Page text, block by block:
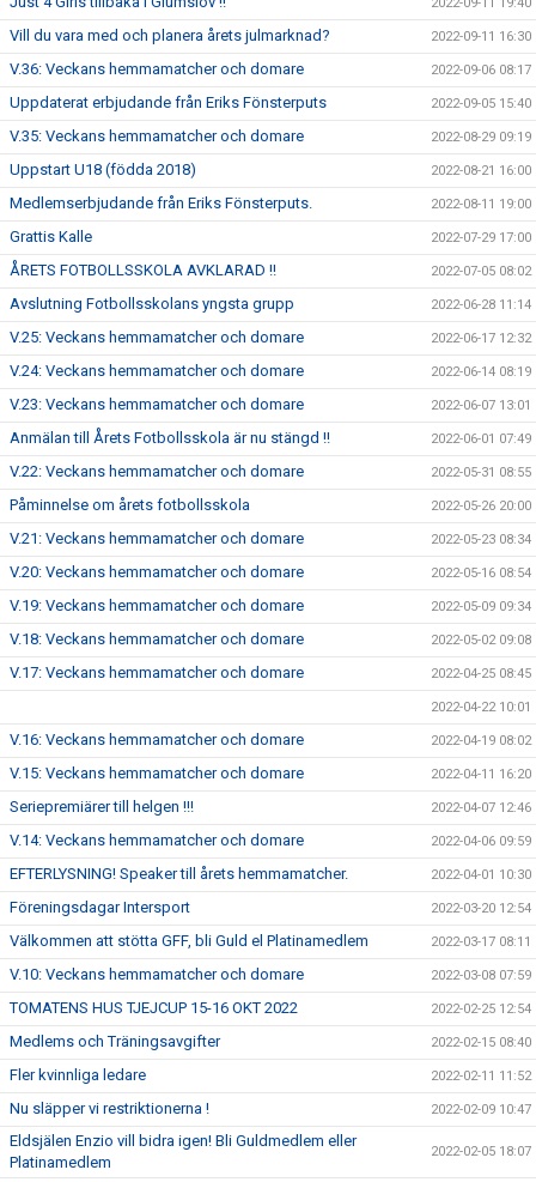
Vill du vara med och planera årets julmarknad? 2022-09-11 16:30
V.36: Veckans hemmamatcher och domare 2022-09-06 08:17
Uppdaterat erbjudande från Eriks Fönsterputs 2022-09-05 15:40
V.35: Veckans hemmamatcher och domare 2022-08-29 09:19
Uppstart U18 (födda 2018) 2022-08-21 16:00
Medlemserbjudande från Eriks Fönsterputs. 2022-08-11 19:00
Grattis Kalle 2022-07-29 17:00
ÅRETS FOTBOLLSSKOLA AVKLARAD !! 2022-07-05 08:02
Avslutning Fotbollsskolans yngsta grupp 2022-06-28 11:14
V.25: Veckans hemmamatcher och domare 2022-06-17 12:32
V.24: Veckans hemmamatcher och domare 2022-06-14 08:19
V.23: Veckans hemmamatcher och domare 2022-06-07 13:01
Anmälan till Årets Fotbollsskola är nu stängd !! 2022-06-01 07:49
V.22: Veckans hemmamatcher och domare 2022-05-31 08:55
Påminnelse om årets fotbollsskola 2022-05-26 20:00
V.21: Veckans hemmamatcher och domare 2022-05-23 08:34
V.20: Veckans hemmamatcher och domare 2022-05-16 08:54
V.19: Veckans hemmamatcher och domare 2022-05-09 09:34
V.18: Veckans hemmamatcher och domare 2022-05-02 09:08
V.17: Veckans hemmamatcher och domare 2022-04-25 08:45
2022-04-22 10:01
V.16: Veckans hemmamatcher och domare 2022-04-19 08:02
V.15: Veckans hemmamatcher och domare 2022-04-11 16:20
Seriepremiärer till helgen !!! 2022-04-07 12:46
V.14: Veckans hemmamatcher och domare 2022-04-06 09:59
EFTERLYSNING! Speaker till årets hemmamatcher. 2022-04-01 10:30
Föreningsdagar Intersport 2022-03-20 12:54
Välkommen att stötta GFF, bli Guld el Platinamedlem 2022-03-17 08:11
V.10: Veckans hemmamatcher och domare 2022-03-08 07:59
TOMATENS HUS TJEJCUP 15-16 OKT 2022 2022-02-25 12:54
Medlems och Träningsavgifter 2022-02-15 08:40
Fler kvinnliga ledare 2022-02-11 11:52
Nu släpper vi restriktionerna ! 2022-02-09 10:47
Eldsjälen Enzio vill bidra igen! Bli Guldmedlem eller
Platinamedlem
2022-02-05 18:07